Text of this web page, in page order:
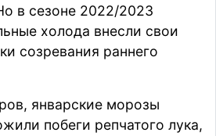
в сезоне 2022/2023
холода внесли свои
созревания раннего
январские морозы
побеги репчатого лука,